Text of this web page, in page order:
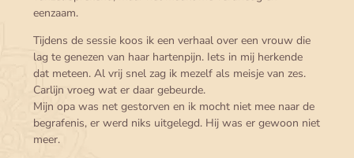
eenzaam.
Tijdens de sessie koos ik een verhaal over een vrouw die
lag te genezen van haar hartenpijn. Iets in mij herkende
dat meteen. Al vrij snel zag ik mezelf als meisje van zes.
Carlijn vroeg wat er daar gebeurde.
Mijn opa was net gestorven en ik mocht niet mee naar de
begrafenis, er werd niks uitgelegd. Hij was er gewoon niet
meer.